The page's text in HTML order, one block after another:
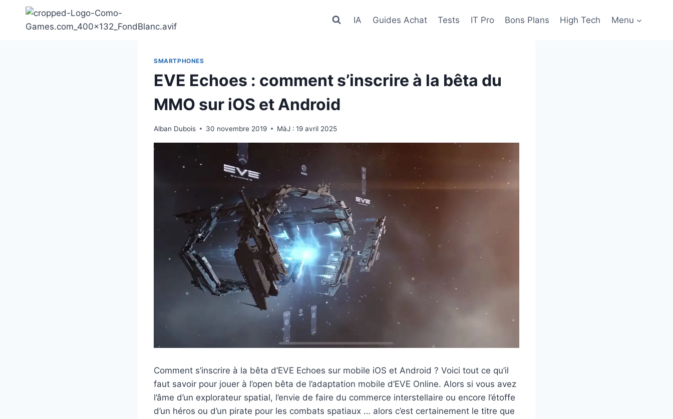
contenu
IA Guides Achat Tests IT Pro Bons Plans High Tech Menu
SMARTPHONES
EVE Echoes : comment s’inscrire à la bêta du
MMO sur iOS et Android
Alban Dubois 30 novembre 2019 MàJ : 19 avril 2025
Comment s’inscrire à la bêta d’EVE Echoes sur mobile iOS et Android ? Voici tout ce qu’il
faut savoir pour jouer à l’open bêta de l’adaptation mobile d’EVE Online. Alors si vous avez
l’âme d’un explorateur spatial, l’envie de faire du commerce interstellaire ou encore l’étoffe
d’un héros ou d’un pirate pour les combats spatiaux … alors c’est certainement le titre que